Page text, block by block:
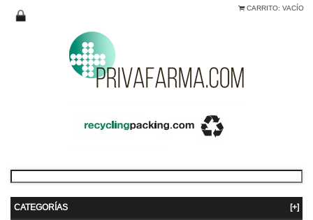
CARRITO: VACÍO
CATEGORÍAS [+]